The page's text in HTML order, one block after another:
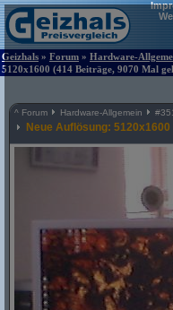
Geizhals » Forum » Hardware-
5120x1600 (414 Beiträge, 9070 Mal
^ Forum Hardware-Allgemein #
Neue Auflösung: 5120x1600